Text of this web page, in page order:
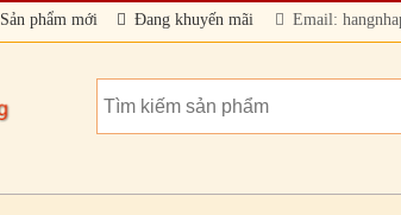
Sản phẩm mới Đang khuyến mãi Email: